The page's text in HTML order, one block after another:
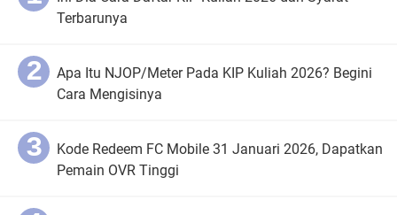
Terbarunya
Apa Itu NJOP/Meter Pada KIP Kuliah 2026? Begini
Cara Mengisinya
Kode Redeem FC Mobile 31 Januari 2026, Dapatkan
Pemain OVR Tinggi